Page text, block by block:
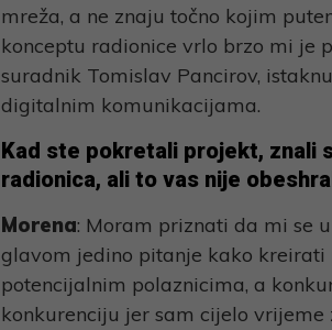
mreža, a ne znaju točno kojim
konceptu radionice vrlo brzo mi je
suradnik Tomislav Pancirov,
digitalnim komunikacijama.
Kad ste pokretali projekt, znali
radionica, ali to vas nije
Morena: Moram priznati da mi se
glavom jedino pitanje kako
potencijalnim polaznicima, a
konkurenciju jer sam cijelo